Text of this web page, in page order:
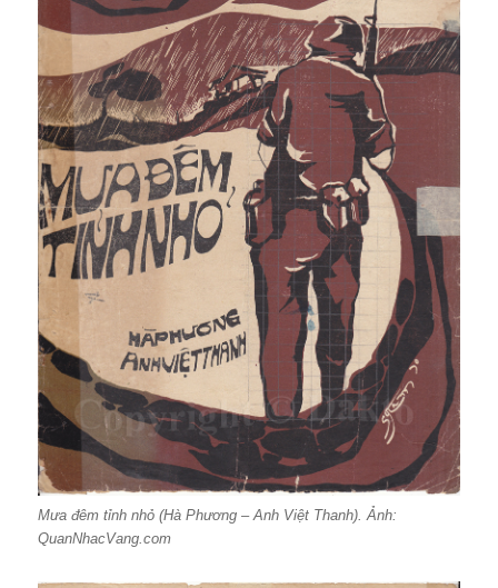
Mưa đêm tỉnh nhỏ (Hà Phương – Anh Việt Thanh). Ảnh:
QuanNhacVang.com